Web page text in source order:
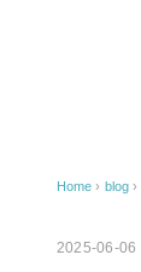
Home › blog ›
2025-06-06